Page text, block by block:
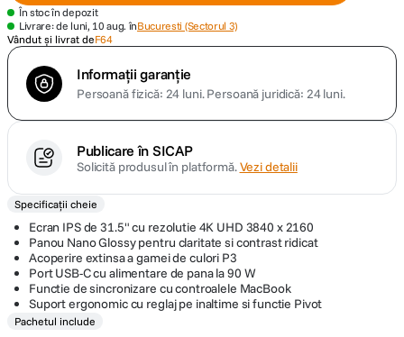
8. card memorie
10. dji osmo
În stoc în depozit
Livrare: de luni, 10 aug. înBucuresti (Sectorul 3)
Vândut și livrat deF64
Informații garanție
Persoană fizică: 24 luni.Persoană juridică: 24 luni.
Publicare în SICAP
Solicită produsul în platformă.Vezi detalii
Specificații cheie
Ecran IPS de 31.5" cu rezolutie 4K UHD 3840 x 2160
Panou Nano Glossy pentru claritate si contrast ridicat
Acoperire extinsa a gamei de culori P3
Port USB-C cu alimentare de pana la 90 W
Functie de sincronizare cu controalele MacBook
Suport ergonomic cu reglaj pe inaltime si functie Pivot
Pachetul include